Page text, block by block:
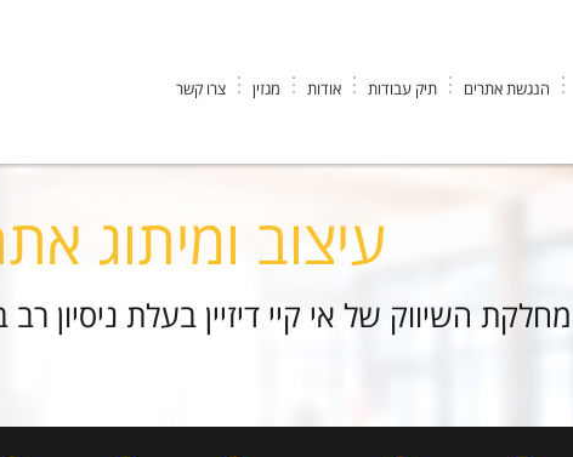
הנגשת אתרים תיק עבודות אודות מגזין צרו קשר
עיצוב ומיתוג
מחלקת השיווק של אי קיי דיזיין בעלת ניסיון